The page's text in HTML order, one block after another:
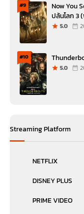
#9
Now You
ปล้นโลก 3
5.0
#10
5.0
Streaming Platform
NETFLIX
DISNEY PLUS
PRIME VIDEO